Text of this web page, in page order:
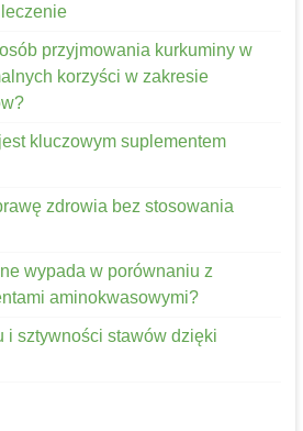
przyjmowania kurkuminy w
korzyści w zakresie
kluczowym suplementem
zdrowia bez stosowania
wypada w porównaniu z
aminokwasowymi?
i sztywności stawów dzięki